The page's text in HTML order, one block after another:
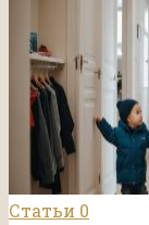
Статьи 0